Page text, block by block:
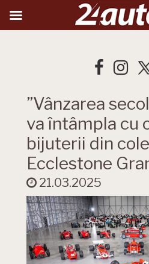
”Vânzarea
va întâmpla cu
bijuterii din
Ecclestone
21.03.2025